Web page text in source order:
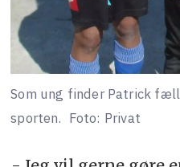
Som ung finder Patrick
sporten. Foto: Privat